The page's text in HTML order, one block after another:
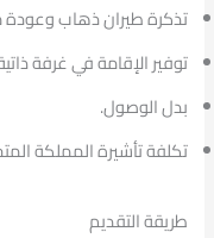
تذكرة طيران ذهاب وعودة
توفير الإقامة في غرفة
بدل الوصول.
تكلفة تأشيرة المملكة
طريقة التقديم